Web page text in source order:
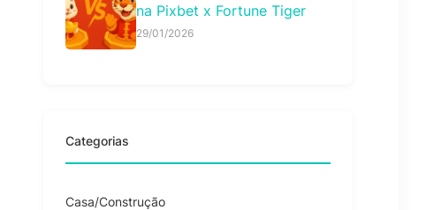
na Pixbet x Fortune Tiger
29/01/2026
Categorias
Casa/Construção